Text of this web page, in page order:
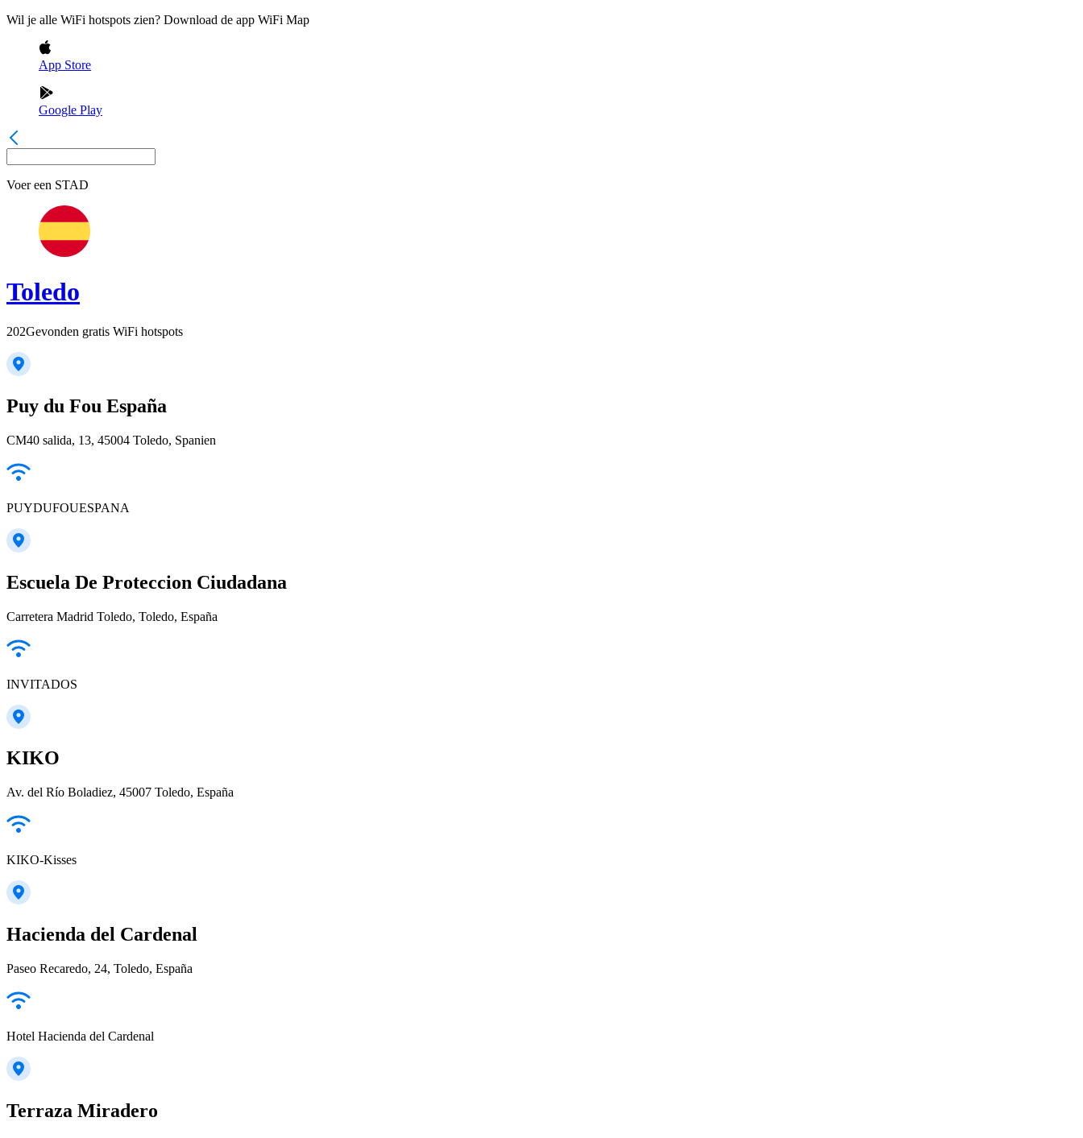
Wil je alle WiFi hotspots zien? Download de app WiFi Map
App Store
Google Play
Voer een STAD
Toledo
202Gevonden gratis WiFi hotspots
Puy du Fou España
CM40 salida, 13, 45004 Toledo, Spanien
PUYDUFOUESPANA
Escuela De Proteccion Ciudadana
Carretera Madrid Toledo, Toledo, España
INVITADOS
KIKO
Av. del Río Boladiez, 45007 Toledo, España
KIKO-Kisses
Hacienda del Cardenal
Paseo Recaredo, 24, Toledo, España
Hotel Hacienda del Cardenal
Terraza Miradero